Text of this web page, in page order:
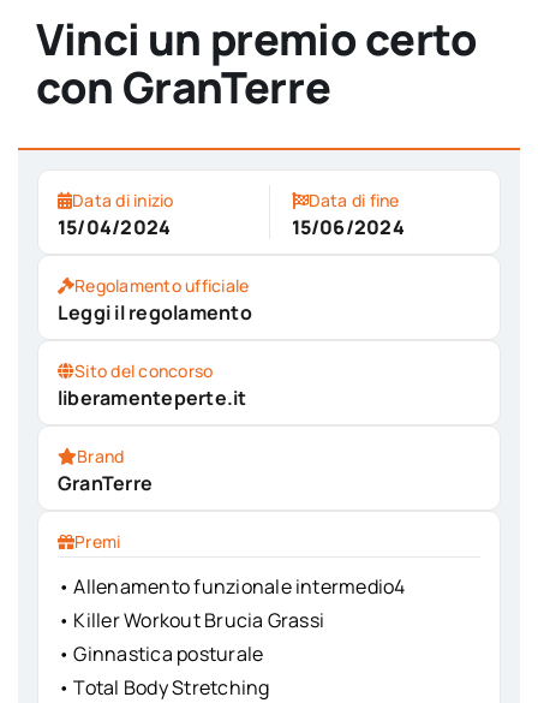
Vinci un premio certo
con GranTerre
Data di inizio
15/04/2024
Data di fine
15/06/2024
Regolamento ufficiale
Leggi il regolamento
Sito del concorso
liberamenteperte.it
Brand
GranTerre
Premi
• Allenamento funzionale intermedio4
• Killer Workout Brucia Grassi
• Ginnastica posturale
• Total Body Stretching